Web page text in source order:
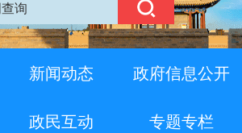
新闻动态 政府信息公开
政民互动 专题专栏